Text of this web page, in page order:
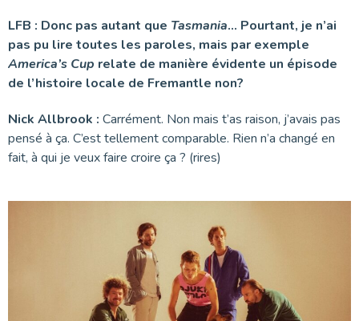
LFB : Donc pas autant que Tasmania… Pourtant, je n’ai
pas pu lire toutes les paroles, mais par exemple
America’s Cup relate de manière évidente un épisode
de l’histoire locale de Fremantle non?
Nick Allbrook : Carrément. Non mais t’as raison, j’avais pas
pensé à ça. C’est tellement comparable. Rien n’a changé en
fait, à qui je veux faire croire ça ? (rires)